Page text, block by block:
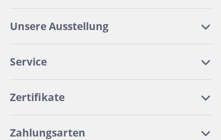
Unsere Ausstellung
Service
Zertifikate
Zahlungsarten